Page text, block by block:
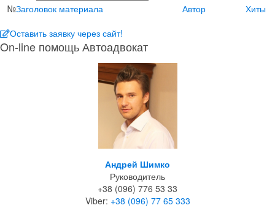
№Заголовок материала Автор
Хиты
Оставить заявку через сайт!
On-line помощь Автоадвокат
Андрей Шимко
Руководитель
+38 (096) 776 53 33
Viber: +38 (096) 77 65 333